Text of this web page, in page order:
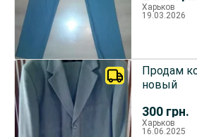
Харьков
19.03.2026
300 грн.
Продам
новый
Харьков
16.06.2025